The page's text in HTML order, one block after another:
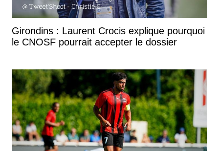
Girondins : Laurent Crocis explique pourquoi
le CNOSF pourrait accepter le dossier